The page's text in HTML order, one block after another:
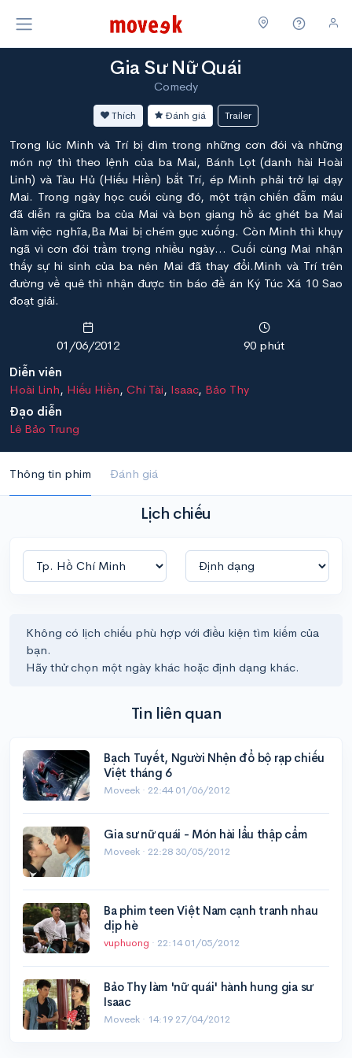
Gia Sư Nữ Quái
Comedy
Thích Đánh giá Trailer
Trong lúc Minh và Trí bị dìm trong những cơn đói và những
món nợ thì theo lệnh của ba Mai, Bánh Lọt (danh hài Hoài
Linh) và Tàu Hủ (Hiếu Hiền) bắt Trí, ép Minh phải trở lại dạy
Mai. Trong ngày học cuối cùng đó, một trận chiến đẫm máu
đã diễn ra giữa ba của Mai và bọn giang hồ ác ghét ba Mai
làm việc nghĩa,Ba Mai bị chém gục xuống. Còn Minh thì khụy
ngã vì cơn đói trầm trọng nhiều ngày… Cuối cùng Mai nhận
thấy sự hi sinh của ba nên Mai đã thay đổi.Minh và Trí trên
đường về quê thì nhận được tin báo đề án Ký Túc Xá 10 Sao
đoạt giải.
01/06/2012
90 phút
Diễn viên
Hoài Linh, Hiếu Hiền, Chí Tài, Isaac, Bảo Thy
Đạo diễn
Lê Bảo Trung
Thông tin phim Đánh giá
Lịch chiếu
Không có lịch chiếu phù hợp với điều kiện tìm kiếm của
bạn.
Hãy thử chọn một ngày khác hoặc định dạng khác.
Tin liên quan
Bạch Tuyết, Người Nhện đổ bộ rạp chiếu
Việt tháng 6
Moveek · 22:44 01/06/2012
Gia sư nữ quái - Món hài lẩu thập cẩm
Moveek · 22:28 30/05/2012
Ba phim teen Việt Nam cạnh tranh nhau
dịp hè
vuphuong · 22:14 01/05/2012
Bảo Thy làm 'nữ quái' hành hung gia sư
Isaac
Moveek · 14:19 27/04/2012